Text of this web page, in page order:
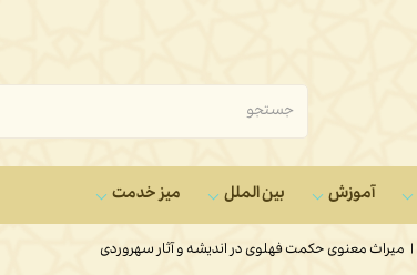
آموزش بین الملل میز خدمت
| میراث معنوی حکمت فهلوی در اندیشه و آثار سهروردی